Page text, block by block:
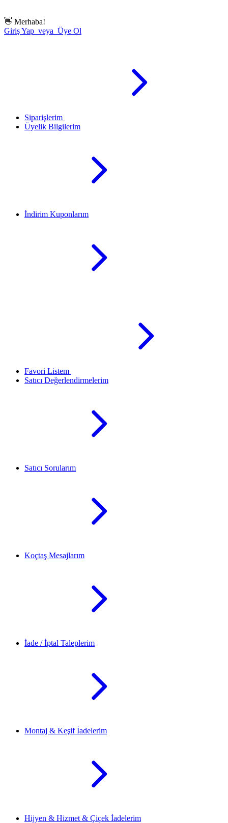
👋 Merhaba!
Giriş Yap veya Üye Ol
Siparişlerim
Üyelik Bilgilerim
İndirim Kuponlarım
Favori Listem
Satıcı Değerlendirmelerim
Satıcı Sorularım
Koçtaş Mesajlarım
İade / İptal Taleplerim
Montaj & Keşif İadelerim
Hijyen & Hizmet & Çiçek İadelerim